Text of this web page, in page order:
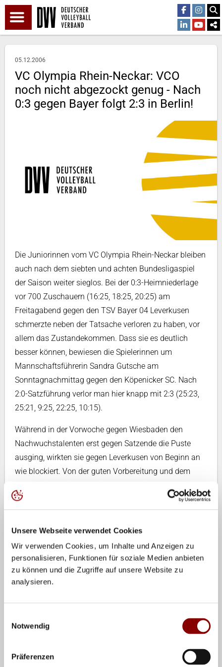
Unsere Webseite verwendet Cookies
Wir verwenden Cookies, um Inhalte und Anzeigen zu
personalisieren, Funktionen für soziale Medien anbieten
zu können und die Zugriffe auf unsere Website zu
analysieren.
Notwendig
Präferenzen
05.12.2006
VC Olympia Rhein-Neckar: VCO
noch nicht abgezockt genug - Nach
0:3 gegen Bayer folgt 2:3 in Berlin!
Die Juniorinnen vom VC Olympia Rhein-Neckar bleiben
auch nach dem siebten und achten Bundesligaspiel
der Saison weiter sieglos. Bei der 0:3-Heimniederlage
vor 700 Zuschauern (16:25, 18:25, 20:25) am
Freitagabend gegen den TSV Bayer 04 Leverkusen
schmerzte neben der Tatsache verloren zu haben, vor
allem das Zustandekommen. Dass sie es deutlich
besser können, bewiesen die Spielerinnen um
Mannschaftsführerin Sandra Gutsche am
Sonntagnachmittag gegen den Köpenicker SC. Nach
2:0-Satzführung verlor man hier knapp mit 2:3 (25:23,
25:21, 9:25, 22:25, 10:15).
Während in der Vorwoche gegen Wiesbaden den
Nachwuchstalenten erst gegen Satzende die Puste
ausging, wirkten sie gegen Leverkusen von Beginn an
wie blockiert. Von der guten Vorbereitung und dem
gespielten Bällen nicht mehr viel zu sehen. Leverkusen
daran, wer heute abend als Sieger das Feld verlassen
Aufschlägen unter Druck gesetzt. Das war heute
ausreichend", so ein von der Leistung seines Teams
enttäuschter Bundestrainer Dirk Groß. "Wir werden die
Leistung abrufen zu können, müssen sich die Mädels
am Freitagabend.